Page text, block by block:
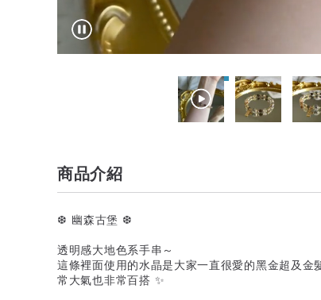
商品介紹
❆ 幽森古堡 ❆
透明感大地色系手串～
這條裡面使用的水晶是大家一直很愛的黑金超及
常大氣也非常百搭 ✨